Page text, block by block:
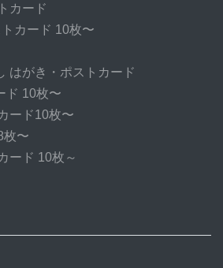
カード
カード 10枚〜
はがき・ポストカード
ド 10枚〜
ード10枚〜
枚〜
ード 10枚～